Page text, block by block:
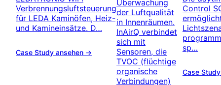
Verbrennungsluftsteuerung
für LEDA Kaminöfen, Heiz-
und Kamineinsätze. D…
Case Study ansehen →
Überwachung
der Luftqualität
in Innenräumen.
InAirQ verbindet
sich mit
Sensoren, die
TVOC (flüchtige
organische
Verbindungen)
Control
sp…
Case